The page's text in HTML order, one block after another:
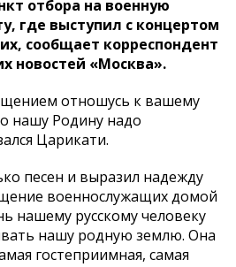
отбора на военную
где выступил с концертом
сообщает корреспондент
новостей «Москва».
отношусь к вашему
нашу Родину надо
Царикати.
песен и выразил надежду
военнослужащих домой
нашему русскому человеку
нашу родную землю. Она
гостеприимная, самая